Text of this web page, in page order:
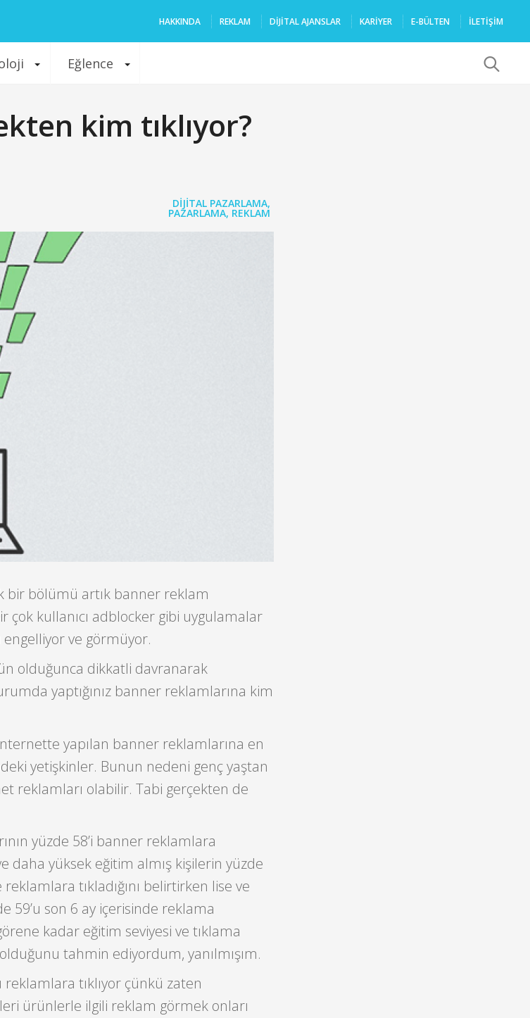
HAKKINDA REKLAM DIJITAL AJANSLAR KARIYER E-BÜLTEN İLETİŞİM
Eğlence
kim tıklıyor?
DIJITAL PAZARLAMA,
PAZARLAMA, REKLAM
bir bölümü artık banner reklam
çok kullanıcı adblocker gibi uygulamalar
ve görmüyor.
olduğunca dikkatli davranarak
yaptığınız banner reklamlarına kim
yapılan banner reklamlarına en
yetişkinler. Bunun nedeni genç yaştan
reklamları olabilir. Tabi gerçekten de
yüzde 58’i banner reklamlara
daha yüksek eğitim almış kişilerin yüzde
tıkladığını belirtirken lise ve
59’u son 6 ay içerisinde reklama
kadar eğitim seviyesi ve tıklama
tahmin ediyordum, yanılmışım.
reklamlara tıklıyor çünkü zaten
ürünlerle ilgili reklam görmek onları